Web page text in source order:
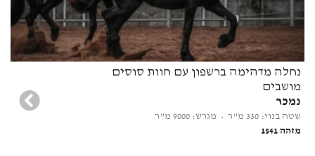
נחלה מדהימה ברשפון עם חוות סוסים
מושבים
נמכר
שטח בנוי: 330 מ"ר
• מגרש: 9000 מ"ר
מזהה 1541